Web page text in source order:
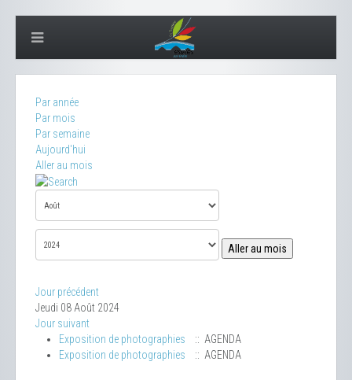
Par année
Par mois
Par semaine
Aujourd'hui
Aller au mois
Aller au mois
Jour précédent
Jeudi 08 Août 2024
Jour suivant
Exposition de photographies
:: AGENDA
Exposition de photographies
:: AGENDA